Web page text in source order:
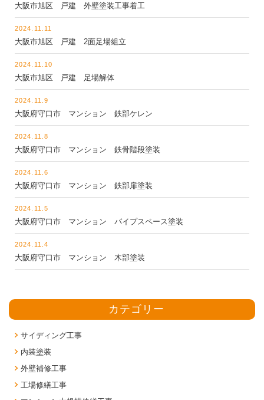
大阪市旭区 戸建 外壁塗装工事着工
2024.11.11
大阪市旭区 戸建 2面足場組立
2024.11.10
大阪市旭区 戸建 足場解体
2024.11.9
大阪府守口市 マンション 鉄部ケレン
2024.11.8
大阪府守口市 マンション 鉄骨階段塗装
2024.11.6
大阪府守口市 マンション 鉄部扉塗装
2024.11.5
大阪府守口市 マンション パイプスペース塗装
2024.11.4
大阪府守口市 マンション 木部塗装
カテゴリー
サイディング工事
内装塗装
外壁補修工事
工場修繕工事